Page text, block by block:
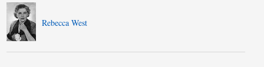
Rebecca West